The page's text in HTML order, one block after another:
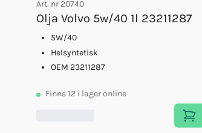
Art. nr 20740
Olja Volvo 5w/40 1l 23211287
5W/40
Helsyntetisk
OEM 23211287
Finns12 i lager online